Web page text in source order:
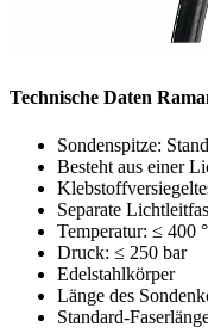
Technische Daten
Sondenspitze:
Besteht aus einer
Separate
Temperatur: ≤ 400
Druck: ≤ 250 bar
Edelstahlkörper
Länge des
Standard-